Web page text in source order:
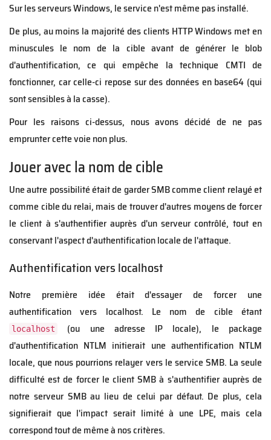
Sur les serveurs Windows, le service n'est même pas installé.
De plus, au moins la majorité des clients HTTP Windows met en
minuscules le nom de la cible avant de générer le blob
d'authentification, ce qui empêche la technique CMTI de
fonctionner, car celle-ci repose sur des données en base64 (qui
sont sensibles à la casse).
Pour les raisons ci-dessus, nous avons décidé de ne pas
emprunter cette voie non plus.
Jouer avec la nom de cible
Une autre possibilité était de garder SMB comme client relayé et
comme cible du relai, mais de trouver d'autres moyens de forcer
le client à s'authentifier auprès d'un serveur contrôlé, tout en
conservant l'aspect d'authentification locale de l'attaque.
Authentification vers localhost
Notre première idée était d'essayer de forcer une
authentification vers localhost. Le nom de cible étant
localhost
(ou une adresse IP locale), le package
d'authentification NTLM initierait une authentification NTLM
locale, que nous pourrions relayer vers le service SMB. La seule
difficulté est de forcer le client SMB à s'authentifier auprès de
notre serveur SMB au lieu de celui par défaut. De plus, cela
signifierait que l'impact serait limité à une LPE, mais cela
correspond tout de même à nos critères.